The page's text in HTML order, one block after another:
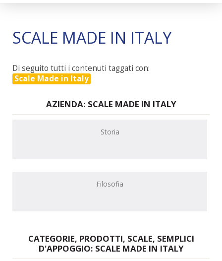
SCALE MADE IN ITALY
Di seguito tutti i contenuti taggati con:
Scale Made in Italy
AZIENDA: SCALE MADE IN ITALY
Storia
Filosofia
CATEGORIE, PRODOTTI, SCALE, SEMPLICI
D'APPOGGIO: SCALE MADE IN ITALY